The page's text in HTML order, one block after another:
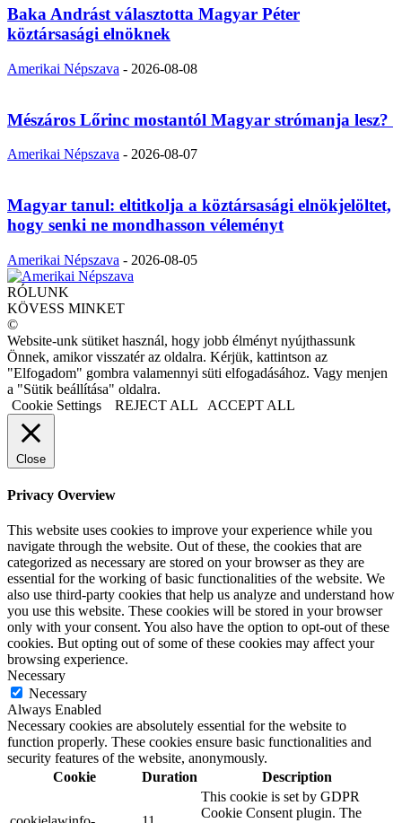
Baka Andrást választotta Magyar Péter
köztársasági elnöknek
Amerikai Népszava - 2026-08-08
Mészáros Lőrinc mostantól Magyar strómanja lesz?
Amerikai Népszava - 2026-08-07
Magyar tanul: eltitkolja a köztársasági elnökjelöltet,
hogy senki ne mondhasson véleményt
Amerikai Népszava - 2026-08-05
RÓLUNK
KÖVESS MINKET
©
Website-unk sütiket használ, hogy jobb élményt nyújthassunk
Önnek, amikor visszatér az oldalra. Kérjük, kattintson az
"Elfogadom" gombra valamennyi süti elfogadásához. Vagy menjen
a "Sütik beállítása" oldalra.
Cookie Settings
REJECT ALL ACCEPT ALL
Close
Privacy Overview
This website uses cookies to improve your experience while you
navigate through the website. Out of these, the cookies that are
categorized as necessary are stored on your browser as they are
essential for the working of basic functionalities of the website. We
also use third-party cookies that help us analyze and understand how
you use this website. These cookies will be stored in your browser
only with your consent. You also have the option to opt-out of these
cookies. But opting out of some of these cookies may affect your
browsing experience.
Necessary
Necessary
Always Enabled
Necessary cookies are absolutely essential for the website to
function properly. These cookies ensure basic functionalities and
security features of the website, anonymously.
Cookie
Duration Description
This cookie is set by GDPR
Cookie Consent plugin. The